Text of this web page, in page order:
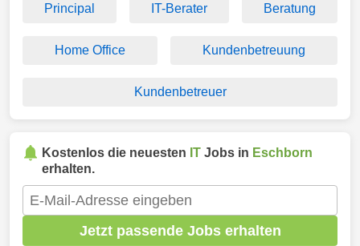
Principal IT-Berater Beratung
Home Office Kundenbetreuung
Kundenbetreuer
Kostenlos die neuesten IT Jobs in Eschborn
erhalten.
Jetzt passende Jobs erhalten